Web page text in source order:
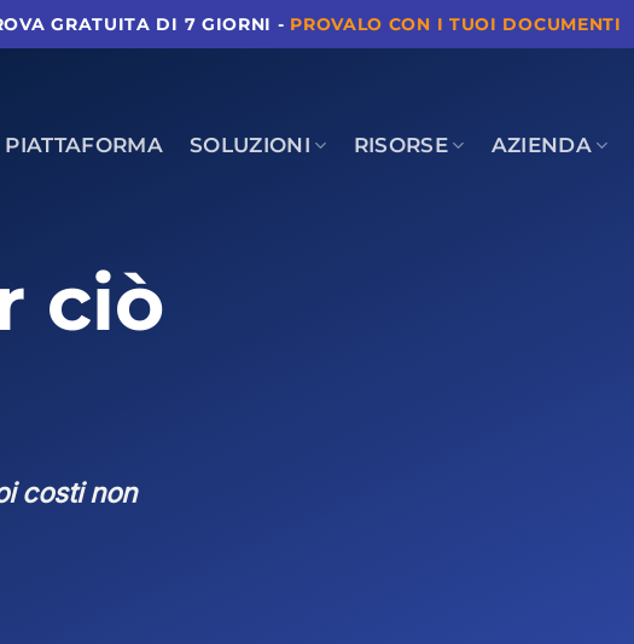
GRATUITA DI 7 GIORNI - PROVALO CON I TUOI DOCUMENTI
PIATTAFORMA SOLUZIONI RISORSE AZIENDA
ciò
costi non